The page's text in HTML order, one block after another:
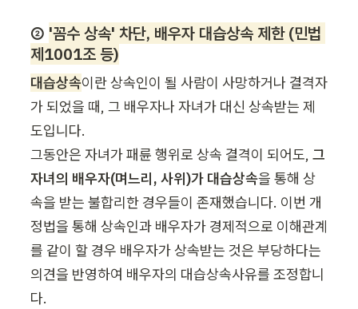
② '꼼수 상속' 차단, 배우자 대습상속 제한 (민법
제1001조 등)
대습상속이란 상속인이 될 사람이 사망하거나 결격자
가 되었을 때, 그 배우자나 자녀가 대신 상속받는 제
도입니다.
그동안은 자녀가 패륜 행위로 상속 결격이 되어도, 그
자녀의 배우자(며느리, 사위)가 대습상속을 통해 상
속을 받는 불합리한 경우들이 존재했습니다. 이번 개
정법을 통해 상속인과 배우자가 경제적으로 이해관계
를 같이 할 경우 배우자가 상속받는 것은 부당하다는
의견을 반영하여 배우자의 대습상속사유를 조정합니
다.